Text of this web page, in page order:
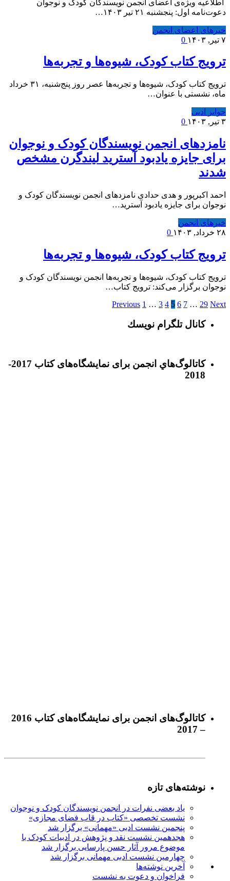
‍ اطلاعیه ویژه‌ی اعضای انجمن نویسندگان کودک و نوجوان
دعوت‌نامه اول: پنجشنبه ۲۱ تیر ۱۴۰۳…
خبرهای اعضای انجمن
۷ تیر, ۱۴۰۳
ترویج کتاب کودک، شیوه‌ها و تجربه‌ها
ترویج کتاب کودک، شیوه‌ها و تجربه‌ها عصر روز پنج‌شنبه، ۳۱ خرداد
ماه، نشستی با عنوان…
جوایز ادبی
۳ تیر, ۱۴۰۳
نامزدهای انجمن نویسندگان کودک و نوجوان
برای جایزه یادبود آسترید لیندگرن مشخص
شدند
احمد اکبرپور و هدی حدادی نامزدهای انجمن نویسندگان کودک و
نوجوان برای جایزه یادبود آسترید…
خبرهای انجمن
۲۸ خرداد, ۱۴۰۳
ترویج کتاب کودک، شیوه‌ها و تجربه‌ها
ترویج کتاب کودک، شیوه‌ها و تجربه‌ها انجمن نویسندگان کودک و
نوجوان برگزار می‌کند: ترویج کتاب…
Previous 1 … 3 4 5 6 7 … 29 Next
كانال تلگرام نويسك
كاتالوگ‌هاي انجمن برای نمايشگاه‌های كتاب 2017-
2018
كاتالوگ‌های انجمن برای نمايشگاه‌های كتاب 2016
– 2017
نوشته‌های تازه
یاد بعضی نفرات در انجمن نویسندگان کودک و نوجوان
نشست تخصصی «کتاب در قاب فضای مجازی»
پنجمین نشست ادبی «مهمانی» برگزار شد
هجدهمین نشست نقد و پژوهش در ادبیات کودک با
موضوع مرور آثار حسن پارسایی برگزار شد
چهارمین نشست ادبی مهمانی برگزار شد
آخرين‌ نوشته‌ها
فراخوان و دعوت به نشست